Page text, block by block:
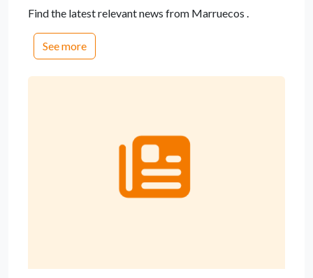
Find the latest relevant news from Marruecos .
See more